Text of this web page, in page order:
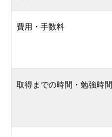
費用・手数料
取得までの時間・勉強時間